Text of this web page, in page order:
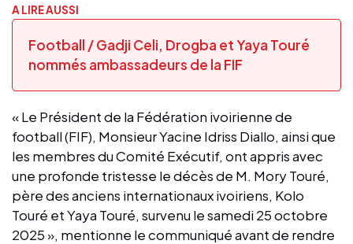
A LIRE AUSSI
Football / Gadji Celi, Drogba et Yaya Touré
nommés ambassadeurs de la FIF
« Le Président de la Fédération ivoirienne de
football (FIF), Monsieur Yacine Idriss Diallo, ainsi que
les membres du Comité Exécutif, ont appris avec
une profonde tristesse le décès de M. Mory Touré,
père des anciens internationaux ivoiriens, Kolo
Touré et Yaya Touré, survenu le samedi 25 octobre
2025 », mentionne le communiqué avant de rendre